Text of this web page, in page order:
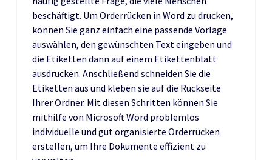
beschäftigt. Um Orderrücken in Word zu drucken,
können Sie ganz einfach eine passende Vorlage
auswählen, den gewünschten Text eingeben und
die Etiketten dann auf einem Etikettenblatt
ausdrucken. Anschließend schneiden Sie die
Etiketten aus und kleben sie auf die Rückseite
Ihrer Ordner. Mit diesen Schritten können Sie
mithilfe von Microsoft Word problemlos
individuelle und gut organisierte Orderrücken
erstellen, um Ihre Dokumente effizient zu